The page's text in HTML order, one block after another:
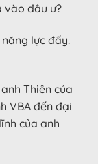
vào đâu ư?
lực đấy.
Thiên của
VBA đến đại
của anh